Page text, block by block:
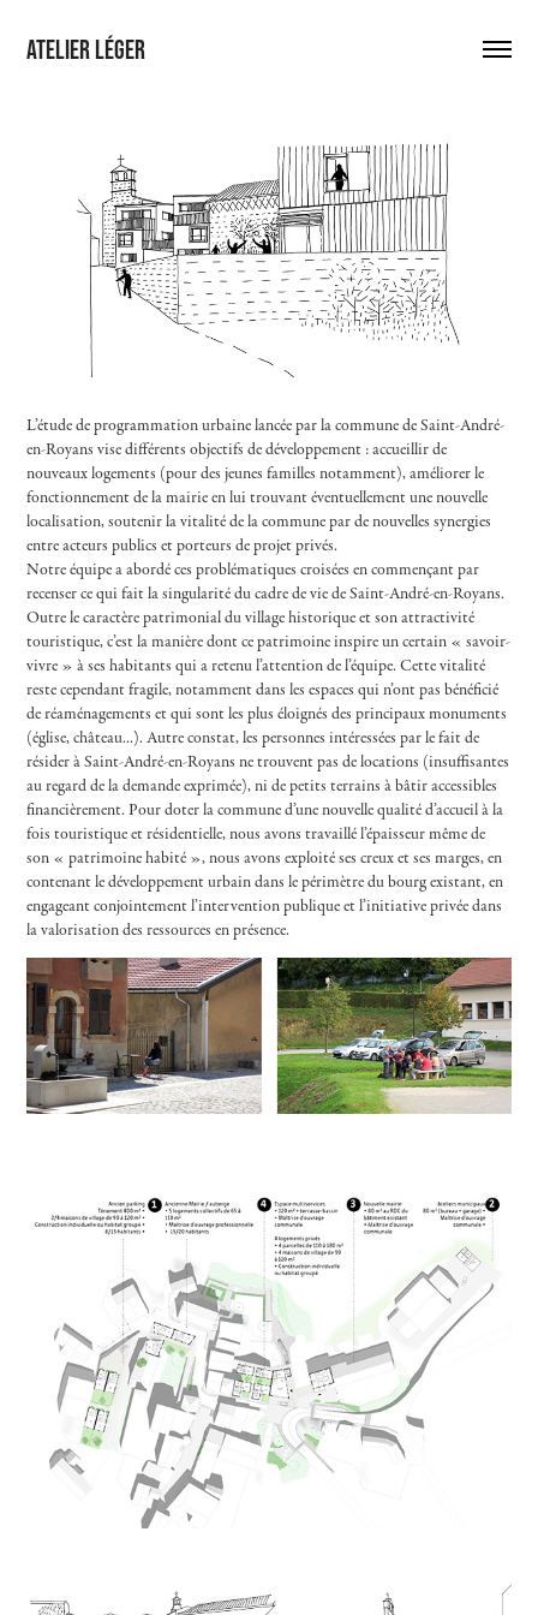
Atelier léger
L’étude de programmation urbaine lancée par la commune de Saint-André-
en-Royans vise différents objectifs de développement : accueillir de
nouveaux logements (pour des jeunes familles notamment), améliorer le
fonctionnement de la mairie en lui trouvant éventuellement une nouvelle
localisation, soutenir la vitalité de la commune par de nouvelles synergies
entre acteurs publics et porteurs de projet privés.
Notre équipe a abordé ces problématiques croisées en commençant par
recenser ce qui fait la singularité du cadre de vie de Saint-André-en-Royans.
Outre le caractère patrimonial du village historique et son attractivité
touristique, c’est la manière dont ce patrimoine inspire un certain « savoir-
vivre » à ses habitants qui a retenu l’attention de l’équipe. Cette vitalité
reste cependant fragile, notamment dans les espaces qui n’ont pas bénéficié
de réaménagements et qui sont les plus éloignés des principaux monuments
(église, château...). Autre constat, les personnes intéressées par le fait de
résider à Saint-André-en-Royans ne trouvent pas de locations (insuffisantes
au regard de la demande exprimée), ni de petits terrains à bâtir accessibles
financièrement. Pour doter la commune d’une nouvelle qualité d’accueil à la
fois touristique et résidentielle, nous avons travaillé l’épaisseur même de
son « patrimoine habité », nous avons exploité ses creux et ses marges, en
contenant le développement urbain dans le périmètre du bourg existant, en
engageant conjointement l’intervention publique et l’initiative privée dans
la valorisation des ressources en présence.